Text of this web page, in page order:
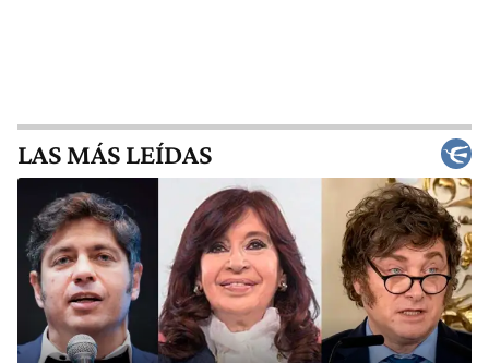
LAS MÁS LEÍDAS